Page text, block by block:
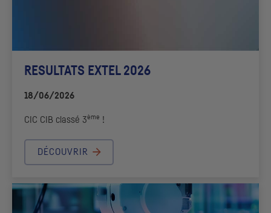
RESULTATS EXTEL 2026
18/06/2026
CIC CIB classé 3ème !
DÉCOUVRIR